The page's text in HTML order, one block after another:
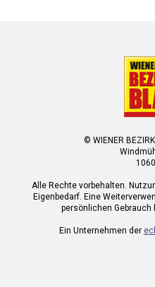
© WIENER
Alle Rechte vorbehalten.
Eigenbedarf. Eine
persönlichen
Ein Unternehmen der